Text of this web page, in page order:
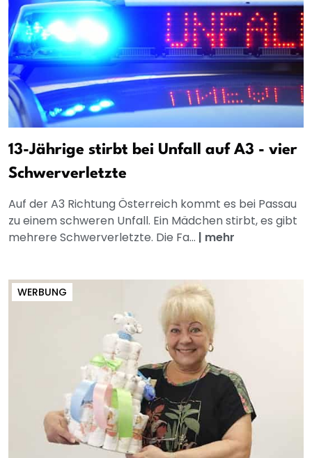
13-Jährige stirbt bei Unfall auf A3 - vier
Schwerverletzte
Auf der A3 Richtung Österreich kommt es bei Passau
zu einem schweren Unfall. Ein Mädchen stirbt, es gibt
mehrere Schwerverletzte. Die Fa... | mehr
WERBUNG